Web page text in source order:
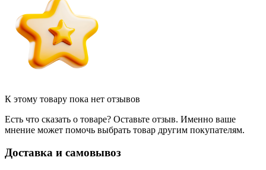
К этому товару пока нет отзывов
Есть что сказать о товаре? Оставьте отзыв. Именно ваше
мнение может помочь выбрать товар другим покупателям.
Доставка и самовывоз